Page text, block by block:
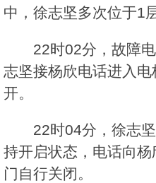
中，徐志坚多次位于1
22时02分，故障
志坚接杨欣电话进入
开。
22时04分，徐志
持开启状态，电话向
门自行关闭。